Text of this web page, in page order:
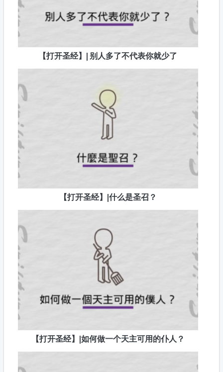
【打开圣经】| 别人多了不代表你就少了
【打开圣经】|什么是圣召？
【打开圣经】|如何做一个天主可用的仆人？